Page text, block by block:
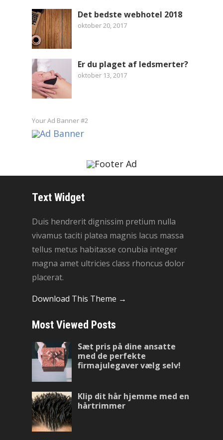
Det bedste webhotel 2018
oktober 20, 2017
Er du plaget af ledsmerter?
oktober 13, 2017
Your Ad Banner #2
Text Widget
Duis hendrerit dignissim pretium nulla
vivamus taciti platea magnis lacus massa
tellus metus habitasse conubia integer
magna amet ultricies class rhoncus dolor
placerat.
Download This Theme →
Most Viewed Posts
Sæt pris på dine ansatte
med de perfekte
firmajulegaver vælg selv!
Klip dit hår hjemme med en
hårtrimmer